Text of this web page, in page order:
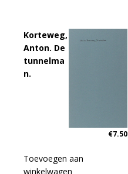
Korteweg,
Anton. De
tunnelma
n.
€7.50
Toevoegen aan
winkelwagen